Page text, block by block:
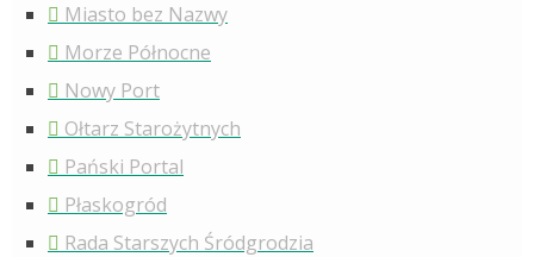
Miasto bez Nazwy
Morze Północne
Nowy Port
Ołtarz Starożytnych
Pański Portal
Płaskogród
Rada Starszych Śródgrodzia